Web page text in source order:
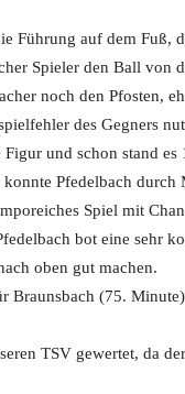
Führung auf dem Fuß,
Spieler den Ball von
noch den Pfosten,
des Gegners
und schon stand es
Pfedelbach
Spiel mit
bot eine sehr
oben gut machen.
Braunsbach (75.
TSV gewertet, da